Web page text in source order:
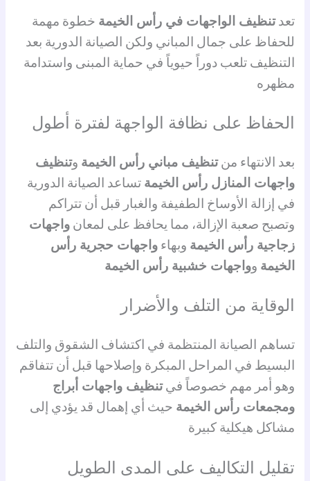
تعدتنظيف الواجهات في رأس الخيمة خطوة مهمة
للحفاظ على جمال المباني ولكن الصيانة الدورية بعد
التنظيف تلعب دوراً حيوياً في حماية المبنى واستدامة
مظهره
الحفاظ على نظافة الواجهة لفترة أطول
بعد الانتهاء منتنظيف مباني رأس الخيمة وتنظيف
واجهات المنازل رأس الخيمة تساعد الصيانة الدورية
في إزالة الأوساخ الطفيفة والغبار قبل أن تتراكم
وتصبح صعبة الإزالة، مما يحافظ على لمعانواجهات
زجاجية رأس الخيمة وبهاءواجهات حجرية رأس
الخيمة وواجهات خشبية رأس الخيمة
الوقاية من التلف والأضرار
تساهم الصيانة المنتظمة في اكتشاف الشقوق والتلف
البسيط في المراحل المبكرة وإصلاحها قبل أن تتفاقم
وهو أمر مهم خصوصاً فيتنظيف واجهات أبراج
ومجمعات رأس الخيمة حيث أي إهمال قد يؤدي إلى
مشاكل هيكلية كبيرة
تقليل التكاليف على المدى الطويل